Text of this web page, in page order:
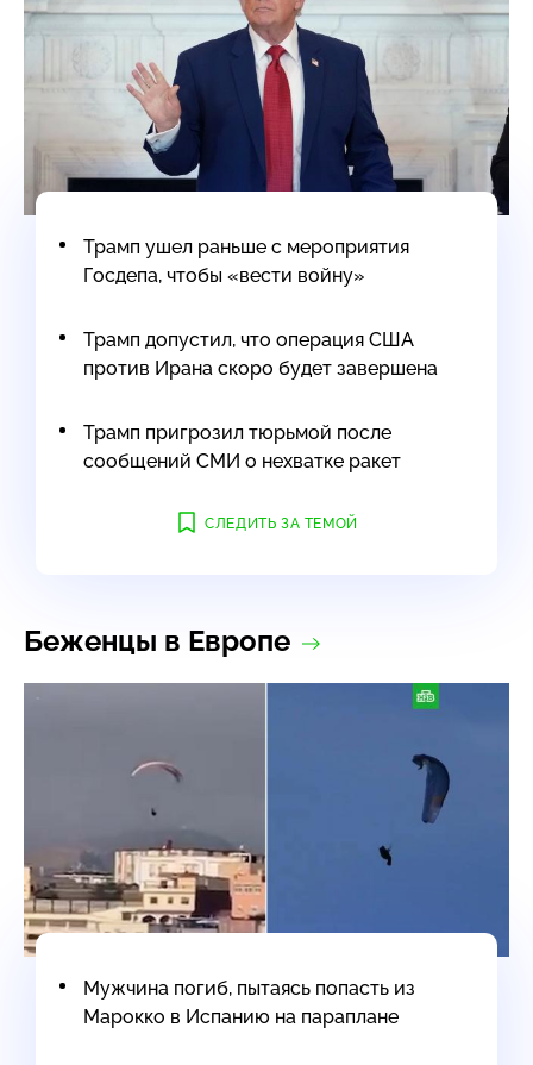
Трамп ушел раньше с мероприятия
Госдепа, чтобы «вести войну»
Трамп допустил, что операция США
против Ирана скоро будет завершена
Трамп пригрозил тюрьмой после
сообщений СМИ о нехватке ракет
СЛЕДИТЬ ЗА ТЕМОЙ
Беженцы в Европе
Мужчина погиб, пытаясь попасть из
Марокко в Испанию на параплане